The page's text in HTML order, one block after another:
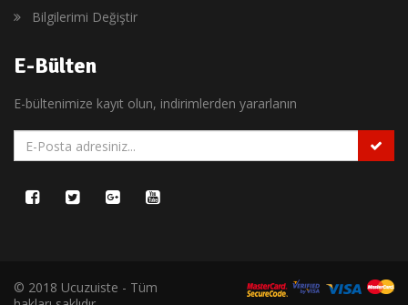
Bilgilerimi Değiştir
E-Bülten
E-bültenimize kayıt olun, indirimlerden yararlanın
© 2018 Ucuzuiste - Tüm